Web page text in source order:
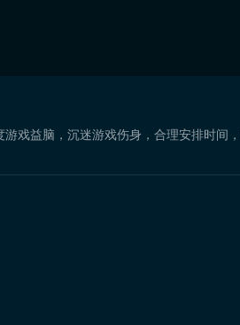
戏益脑，沉迷游戏伤身，合理安排时间